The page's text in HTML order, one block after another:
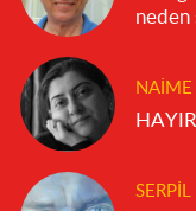
neden
NAIME